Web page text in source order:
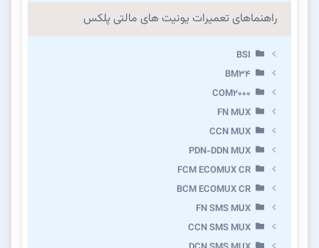
راهنماهای تعمیرات یونیت های مالتی پلکس
BSI
BM34
COM2000
FN MUX
CCN MUX
PDN-DDN MUX
FCM ECOMUX CR
BCM ECOMUX CR
FN SMS MUX
CCN SMS MUX